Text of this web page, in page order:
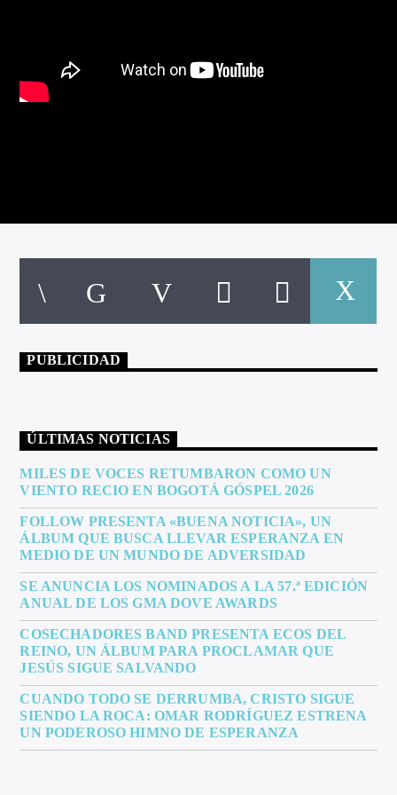
PUBLICIDAD
ÚLTIMAS NOTICIAS
MILES DE VOCES RETUMBARON COMO UN
VIENTO RECIO EN BOGOTÁ GÓSPEL 2026
FOLLOW PRESENTA «BUENA NOTICIA», UN
ÁLBUM QUE BUSCA LLEVAR ESPERANZA EN
MEDIO DE UN MUNDO DE ADVERSIDAD
SE ANUNCIA LOS NOMINADOS A LA 57.ª EDICIÓN
ANUAL DE LOS GMA DOVE AWARDS
COSECHADORES BAND PRESENTA ECOS DEL
REINO, UN ÁLBUM PARA PROCLAMAR QUE
JESÚS SIGUE SALVANDO
CUANDO TODO SE DERRUMBA, CRISTO SIGUE
SIENDO LA ROCA: OMAR RODRÍGUEZ ESTRENA
UN PODEROSO HIMNO DE ESPERANZA